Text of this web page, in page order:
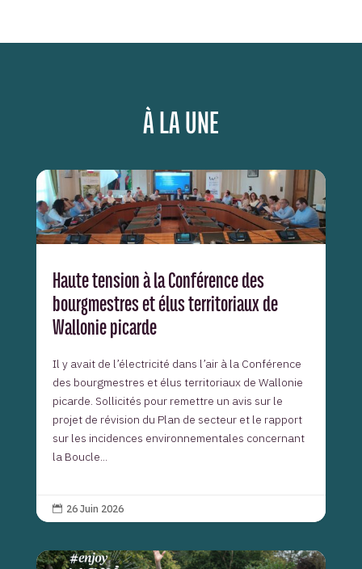
À LA UNE
Haute tension à la Conférence des
bourgmestres et élus territoriaux de
Wallonie picarde
Il y avait de l’électricité dans l’air à la Conférence
des bourgmestres et élus territoriaux de Wallonie
picarde. Sollicités pour remettre un avis sur le
projet de révision du Plan de secteur et le rapport
sur les incidences environnementales concernant
la Boucle...
 26 Juin 2026